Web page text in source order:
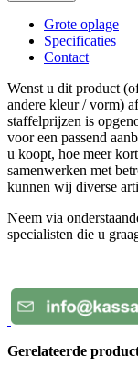
Grote oplage
Specificaties
Contact
Wenst u dit product
andere kleur / vorm)
staffelprijzen is
voor een passend
u koopt, hoe meer
samenwerken met
kunnen wij diverse
Neem via
specialisten die u
Gerelateerde